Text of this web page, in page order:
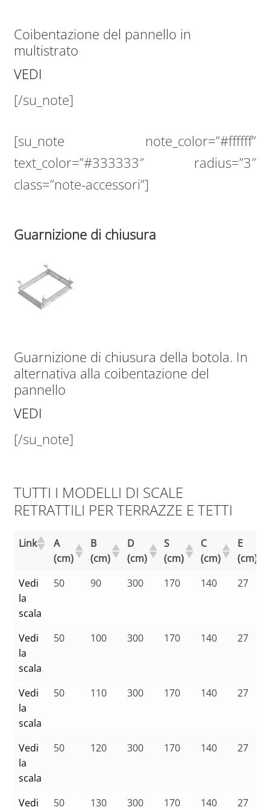
Coibentazione del pannello in
multistrato
VEDI
[/su_note]
[su_note note_color=”#ffffff”
text_color=”#333333″ radius=”3″
class=”note-accessori”]
Guarnizione di chiusura
Guarnizione di chiusura della botola. In
alternativa alla coibentazione del
pannello
VEDI
[/su_note]
TUTTI I MODELLI DI SCALE
RETRATTILI PER TERRAZZE E TETTI
Link
A
(cm)
B
(cm)
D
(cm)
S
(cm)
C
(cm)
E
(cm)
Vedi
la
scala
50 90 300 170 140 27
Vedi
la
scala
50 100 300 170 140 27
Vedi
la
scala
50 110 300 170 140 27
Vedi
la
scala
50 120 300 170 140 27
Vedi
50 130 300 170 140 27